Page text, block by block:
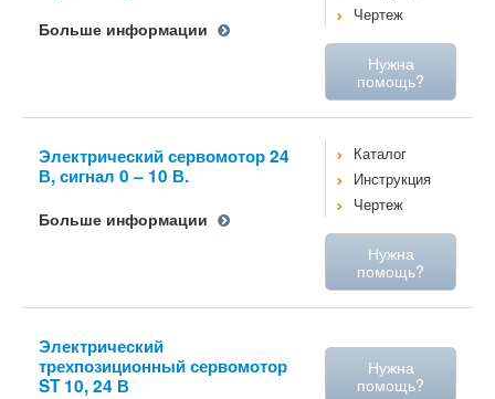
Больше информации
Чертеж
Нужна
помощь?
Электрический сервомотор 24
В, сигнал 0 – 10 В.
Больше информации
Каталог
Инструкция
Чертеж
Нужна
помощь?
Электрический
трехпозиционный сервомотор
ST 10, 24 В
Нужна
помощь?